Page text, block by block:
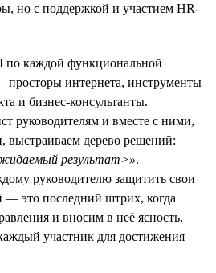
но с поддержкой и участием HR-
по каждой функциональной
интернета, инструменты
и бизнес-консультанты.
руководителям и вместе с ними,
выстраиваем дерево решений:
результат>».
руководителю защитить свои
— это последний штрих, когда
и вносим в неё ясность,
участник для достижения